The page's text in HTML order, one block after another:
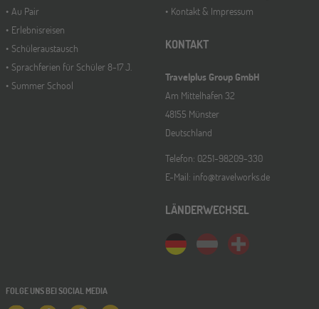
11
NOV Schüleraustausch-Infoabend (Europa)
Jugendbildungsmesse JuBi
Jugendbildungsmesse JuBi
NOV Jugendbildungsmesse JuBi
Au Pair
Erlebnisreisen
Schüleraustausch
Sprachferien für Schüler 8-17 J.
Summer School
Kontakt & Impressum
KONTAKT
Travelplus Group GmbH
Am Mittelhafen 32
48155 Münster
Deutschland
Telefon: 0251-98209-330
E-Mail: info@travelworks.de
LÄNDERWECHSEL
FOLGE UNS BEI SOCIAL MEDIA